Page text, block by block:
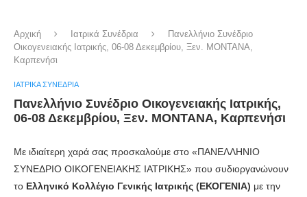
Αρχική Ιατρικά Συνέδρια
Πανελλήνιο Συνέδριο
Οικογενειακής Ιατρικής, 06-08 Δεκεμβρίου, Ξεν. MONTANA,
Καρπενήσι
ΙΑΤΡΙΚΆ ΣΥΝΈΔΡΙΑ
Πανελλήνιο Συνέδριο Οικογενειακής Ιατρικής,
06-08 Δεκεμβρίου, Ξεν. MONTANA, Καρπενήσι
Με ιδιαίτερη χαρά σας προσκαλούμε στo «ΠΑΝΕΛΛΗΝΙΟ
ΣΥΝΕΔΡΙΟ ΟΙΚΟΓΕΝΕΙΑΚΗΣ ΙΑΤΡΙΚΗΣ» που συδιοργανώνουν
το Ελληνικό Κολλέγιο Γενικής Ιατρικής (ΕΚΟΓΕΝΙΑ) με την